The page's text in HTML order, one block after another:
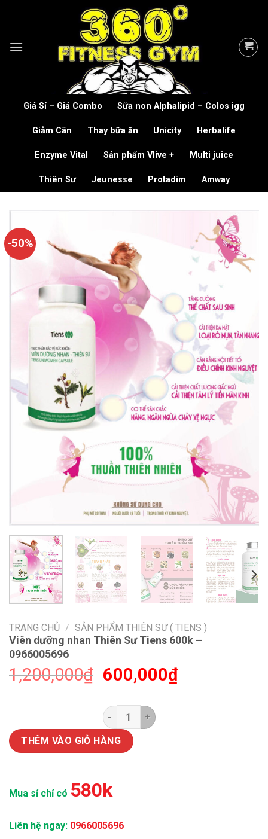
Giá Sỉ – Giá Combo Sữa non Alphalipid – Colos igg
Giảm Cân Thay bữa ăn Unicity Herbalife
Enzyme Vital Sản phẩm Vlive + Multi juice
Thiên Sư Jeunesse Protadim Amway
-50%
TRANG CHỦ / SẢN PHẨM THIÊN SƯ ( TIENS )
Viên dưỡng nhan Thiên Sư Tiens 600k –
0966005696
1,200,000₫ Giá
là:
1,200,000₫.
600,000₫Giá
Viên dưỡng nhan Thiên Sư Tiens
THÊM VÀO GIỎ HÀNG
Mua sỉ chỉ có 580k
Liên hệ ngay: 0966005696